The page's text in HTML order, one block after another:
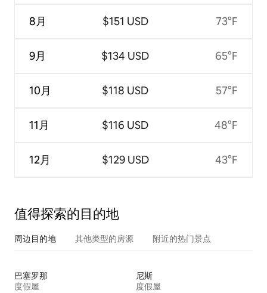
8月
9月
10月
11月
12月
$151 USD
$134 USD
$118 USD
$116 USD
$129 USD
73°F
65°F
57°F
48°F
43°F
值得探索的目的地
周边目的地 其他类型的房源 附近的热门景点
巴塞罗那
度假屋
尼斯
度假屋